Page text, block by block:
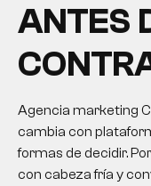
ANTES
Agencia marketing
cambia con
formas de decidir.
con cabeza fría y